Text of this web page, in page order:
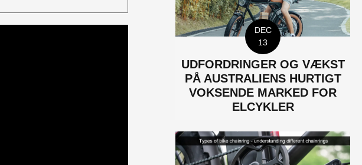
DEC
13
UDFORDRINGER OG VÆKST
PÅ AUSTRALIENS HURTIGT
VOKSENDE MARKED FOR
ELCYKLER